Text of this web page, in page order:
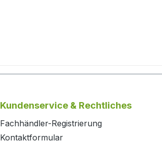
Kundenservice & Rechtliches
Fachhändler-Registrierung
Kontaktformular